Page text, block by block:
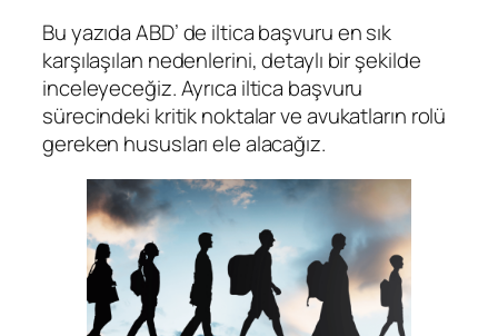
Bu yazıda ABD’ de iltica başvuru en sık
karşılaşılan nedenlerini, detaylı bir şekilde
inceleyeceğiz. Ayrıca iltica başvuru
sürecindeki kritik noktalar ve avukatların rolü
gereken hususları ele alacağız.